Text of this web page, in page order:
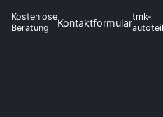
Kostenlose
Beratung
Kontaktformulartmk-